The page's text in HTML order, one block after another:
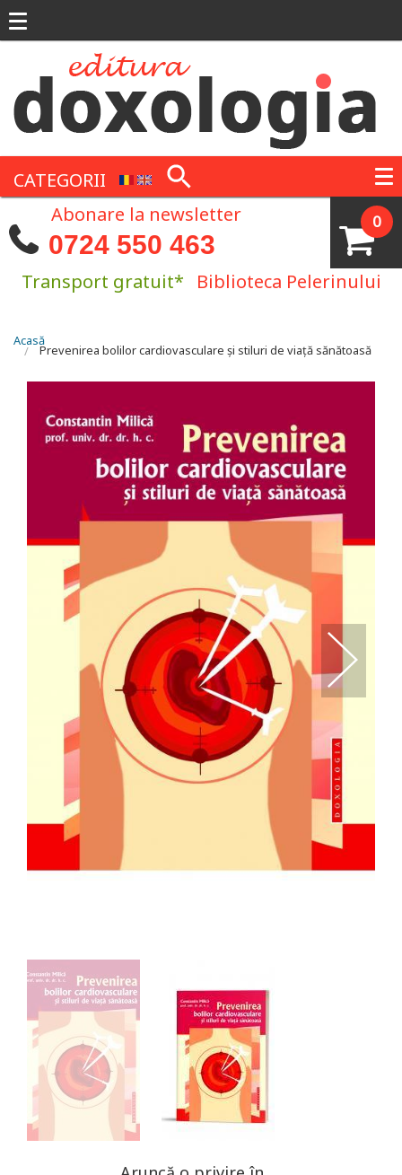
CATEGORII
0
Abonare la newsletter
0724 550 463
Transport gratuit* Biblioteca Pelerinului
Eşti aici
Acasă
Prevenirea bolilor cardiovasculare și stiluri de viață sănătoasă